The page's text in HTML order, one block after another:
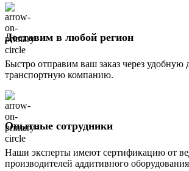
Доставим в любой регион
Быстро отправим ваш заказ через удобную
транспортную компанию.
Опытные сотрудники
Наши эксперты имеют сертификацию от
производителей аддитивного